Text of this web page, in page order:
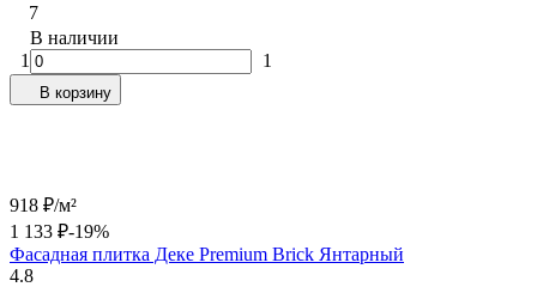
7
В наличии
1
1
В корзину
918 ₽/м²
1 133 ₽-19%
Фасадная плитка Деке Premium Brick Янтарный
4.8